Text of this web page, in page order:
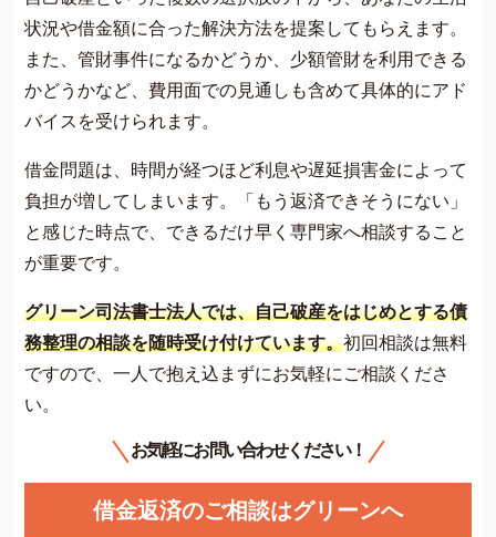
状況や借金額に合った解決方法を提案してもらえます。
また、管財事件になるかどうか、少額管財を利用できる
かどうかなど、費用面での見通しも含めて具体的にアド
バイスを受けられます。
借金問題は、時間が経つほど利息や遅延損害金によって
負担が増してしまいます。「もう返済できそうにない」
と感じた時点で、できるだけ早く専門家へ相談すること
が重要です。
グリーン司法書士法人では、自己破産をはじめとする債
務整理の相談を随時受け付けています。初回相談は無料
ですので、一人で抱え込まずにお気軽にご相談くださ
い。
お気軽にお問い合わせください！
借金返済のご相談はグリーンへ